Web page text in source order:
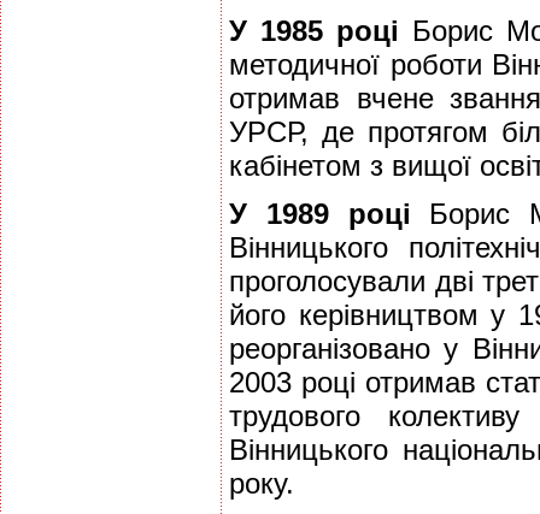
У 1985 році Борис
методичної роботи
отримав вчене
УРСР, де протягом
кабінетом з вищої
У 1989 році Борис
Вінницького
проголосували дві
його керівництвом у
реорганізовано у
2003 році отримав
трудового
Вінницького
року.